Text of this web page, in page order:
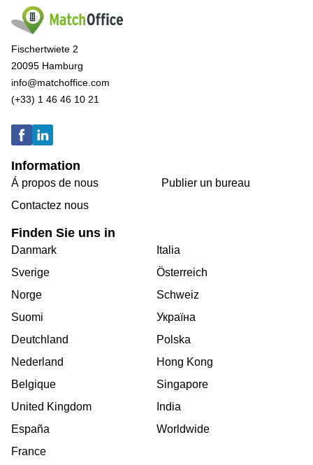
Fischertwiete 2
20095 Hamburg
info@matchoffice.com
(+33) 1 46 46 10 21
Information
Á propos de nous
Contactez nous
Publier un bureau
Finden Sie uns in
Danmark
Sverige
Norge
Suomi
Deutchland
Nederland
Belgique
United Kingdom
España
France
Italia
Österreich
Schweiz
Україна
Polska
Hong Kong
Singapore
India
Worldwide